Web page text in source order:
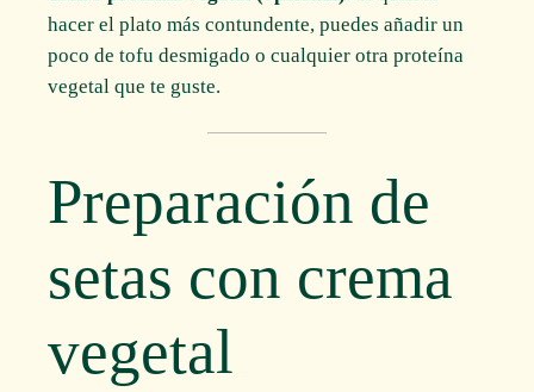
hacer el plato más contundente, puedes añadir un
poco de tofu desmigado o cualquier otra proteína
vegetal que te guste.
Preparación de
setas con crema
vegetal